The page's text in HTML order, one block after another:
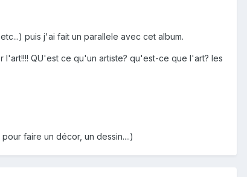
puis j'ai fait un parallele avec cet album.
l'art!!!! QU'est ce qu'un artiste? qu'est-ce que l'art? les
faire un décor, un dessin....)